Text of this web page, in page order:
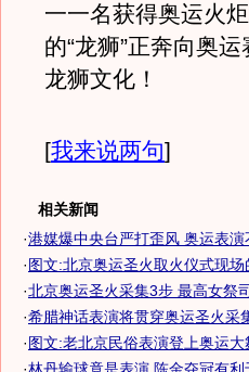
一一名获得奥运火
的“龙狮”正奔向奥
龙狮文化！
[我来说两句]
相关新闻
·港媒爆中央台严打歪风 奥运表演
·图文:北京奥运圣火取火仪式现场
·北京奥运圣火采集3步 最高女祭
·希腊神话表演将贯穿奥运圣火采
·图文:老北京民俗表演登上奥运大